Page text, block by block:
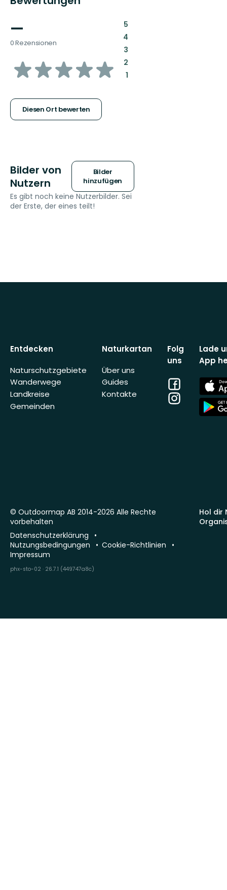
—
0 Rezensionen
von
Sternen
Diesen Ort bewerten
5:
4:
3:
2:
1:
Bilder von
Nutzern
Bilder
hinzufügen
Es gibt noch keine Nutzerbilder. Sei
der Erste, der eines teilt!
Entdecken
Naturschutzgebiete
Wanderwege
Landkreise
Gemeinden
Naturkartan
Über uns
Guides
Kontakte
Folg
uns
Facebook
Instagram
Lade
App
App
Store
App
Store
Hol dir
© Outdoormap AB 2014-2026 Alle Rechte
vorbehalten
Datenschutzerklärung
Nutzungsbedingungen
Cookie-Richtlinien
Impressum
phx-sto-02 · 26.7.1 (449747a8c)